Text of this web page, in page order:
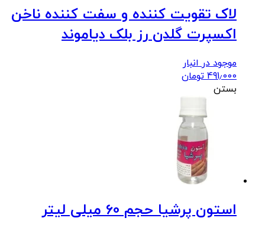
لاک تقویت کننده و سفت کننده ناخن
اکسپرت گلدن رز بلک دیاموند
موجود در انبار
491٫000 تومان
بستن
استون پرشیا حجم 60 میلی لیتر